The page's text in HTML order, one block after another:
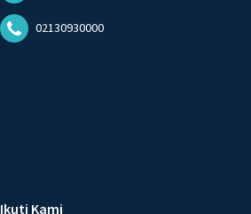
02130930000
Ikuti Kami